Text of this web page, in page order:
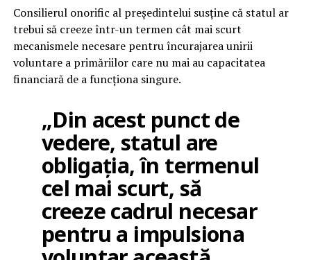
Consilierul onorific al președintelui susține că statul ar
trebui să creeze într-un termen cât mai scurt
mecanismele necesare pentru încurajarea unirii
voluntare a primăriilor care nu mai au capacitatea
financiară de a funcționa singure.
„Din acest punct de
vedere, statul are
obligația, în termenul
cel mai scurt, să
creeze cadrul necesar
pentru a impulsiona